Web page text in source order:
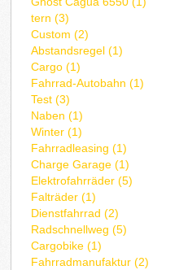
tern (3)
Custom (2)
Abstandsregel (1)
Cargo (1)
Fahrrad-Autobahn (1)
Test (3)
Naben (1)
Winter (1)
Fahrradleasing (1)
Charge Garage (1)
Elektrofahrräder (5)
Falträder (1)
Dienstfahrrad (2)
Radschnellweg (5)
Cargobike (1)
Fahrradmanufaktur (2)